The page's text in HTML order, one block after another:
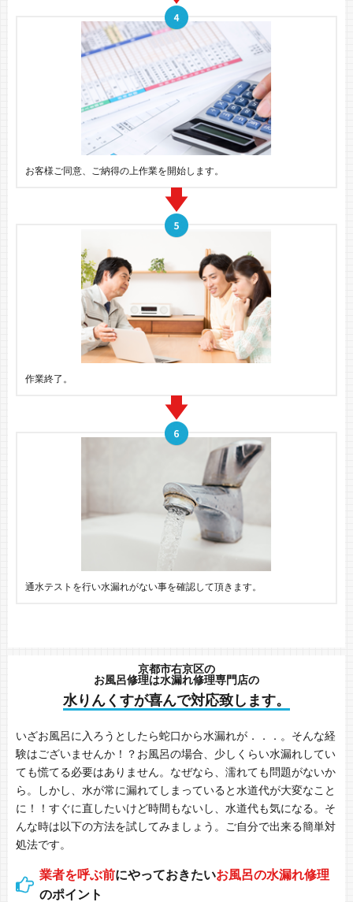
お客様ご同意、ご納得の上作業を開始します。
作業終了。
通水テストを行い水漏れがない事を確認して頂きます。
京都市右京区の
お風呂修理は水漏れ修理専門店の
水りんくすが喜んで対応致します。
いざお風呂に入ろうとしたら蛇口から水漏れが．．．。そんな経
験はございませんか！？お風呂の場合、少しくらい水漏れしてい
ても慌てる必要はありません。なぜなら、濡れても問題がないか
ら。しかし、水が常に漏れてしまっていると水道代が大変なこと
に！！すぐに直したいけど時間もないし、水道代も気になる。そ
んな時は以下の方法を試してみましょう。ご自分で出来る簡単対
処法です。
業者を呼ぶ前にやっておきたいお風呂の水漏れ修理
のポイント